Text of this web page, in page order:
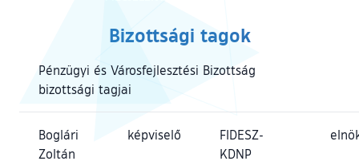
Bizottsági tagok
Pénzügyi és Városfejlesztési Bizottság
bizottsági tagjai
Boglári
Zoltán
képviselő
FIDESZ-
KDNP